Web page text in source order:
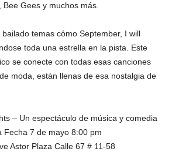
Gees y muchos más.
temas cómo September, I will
toda una estrella en la pista. Este
se conecte con todas esas canciones
moda, están llenas de esa nostalgia de
– Un espectáculo de música y comedia
Fecha 7 de mayo 8:00 pm
Astor Plaza Calle 67 # 11-58